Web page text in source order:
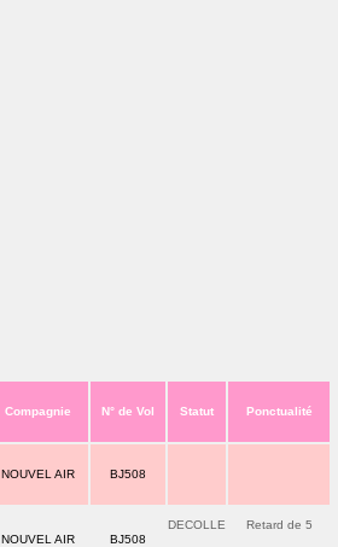
Compagnie N° de Vol Statut Ponctualité
NOUVEL AIR BJ508
NOUVEL AIR BJ508
DECOLLE Retard de 5